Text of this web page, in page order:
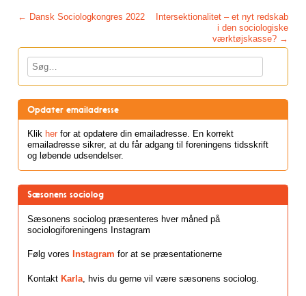
Post navigation
Intersektionalitet – et nyt redskab
i den sociologiske
værktøjskasse? →
← Dansk Sociologkongres 2022
Søg
Opdater emailadresse
Klik her for at opdatere din emailadresse. En korrekt
emailadresse sikrer, at du får adgang til foreningens tidsskrift
og løbende udsendelser.
Sæsonens sociolog
Sæsonens sociolog præsenteres hver måned på
sociologiforeningens Instagram
Følg vores Instagram for at se præsentationerne
Kontakt Karla , hvis du gerne vil være sæsonens sociolog.